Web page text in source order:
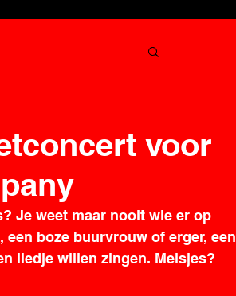
voor
Je weet maar nooit wie er op
boze buurvrouw of erger, een
liedje willen zingen. Meisjes?